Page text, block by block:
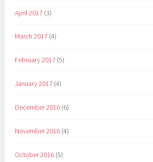
April 2017 (3)
March 2017 (4)
February 2017 (5)
January 2017 (4)
December 2016 (6)
November 2016 (4)
October 2016 (5)